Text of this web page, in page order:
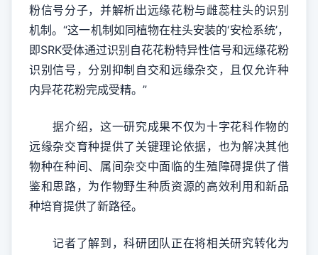
粉信号分子，并解析出远缘花粉与雌蕊柱头的识别
机制。“这一机制如同植物在柱头安装的‘安检系统’，
即SRK受体通过识别自花花粉特异性信号和远缘花粉
识别信号，分别抑制自交和远缘杂交，且仅允许种
内异花花粉完成受精。”
据介绍，这一研究成果不仅为十字花科作物的
远缘杂交育种提供了关键理论依据，也为解决其他
物种在种间、属间杂交中面临的生殖障碍提供了借
鉴和思路，为作物野生种质资源的高效利用和新品
种培育提供了新路径。
记者了解到，科研团队正在将相关研究转化为